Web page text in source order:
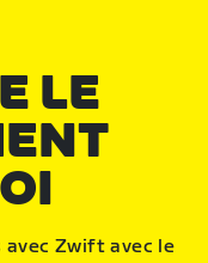
LE
avec Zwift avec le